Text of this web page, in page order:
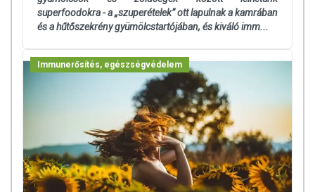
superfoodokra - a „szuperételek” ott lapulnak a kamrában
és a hűtőszekrény gyümölcstartójában, és kiváló imm...
Immunerősítés, egészségvédelem